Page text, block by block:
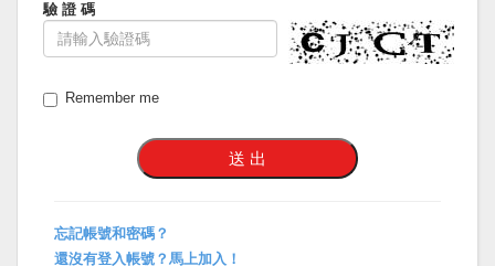
驗 證 碼
Remember me
忘記帳號和密碼？
還沒有登入帳號？馬上加入！